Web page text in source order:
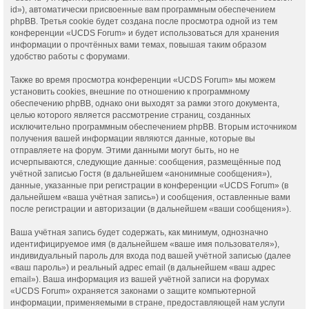
id»), автоматически присвоенные вам программным обеспечением
phpBB. Третья cookie будет создана после просмотра одной из тем
конференции «UCDS Forum» и будет использоваться для хранения
информации о прочтённых вами темах, повышая таким образом
удобство работы с форумами.
Также во время просмотра конференции «UCDS Forum» мы можем
установить cookies, внешние по отношению к программному
обеспечению phpBB, однако они выходят за рамки этого документа,
целью которого является рассмотрение страниц, созданных
исключительно программным обеспечением phpBB. Вторым источником
получения вашей информации являются данные, которые вы
отправляете на форум. Этими данными могут быть, но не
исчерпываются, следующие данные: сообщения, размещённые под
учётной записью Гостя (в дальнейшем «анонимные сообщения»),
данные, указанные при регистрации в конференции «UCDS Forum» (в
дальнейшем «ваша учётная запись») и сообщения, оставленные вами
после регистрации и авторизации (в дальнейшем «ваши сообщения»).
Ваша учётная запись будет содержать, как минимум, однозначно
идентифицируемое имя (в дальнейшем «ваше имя пользователя»),
индивидуальный пароль для входа под вашей учётной записью (далее
«ваш пароль») и реальный адрес email (в дальнейшем «ваш адрес
email»). Ваша информация из вашей учётной записи на форумах
«UCDS Forum» охраняется законами о защите компьютерной
информации, применяемыми в стране, предоставляющей нам услуги